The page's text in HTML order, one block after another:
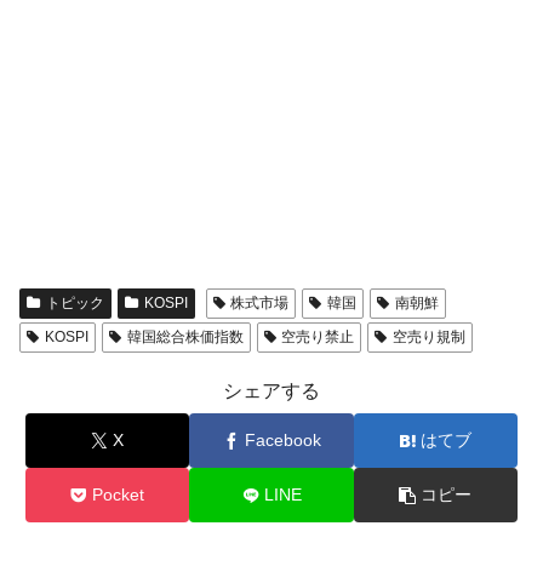
トピック KOSPI 株式市場 韓国
南朝鮮
KOSPI
韓国総合株価指数 空売り禁止 空売り規制
シェアする
X Facebook はてブ
Pocket LINE コピー